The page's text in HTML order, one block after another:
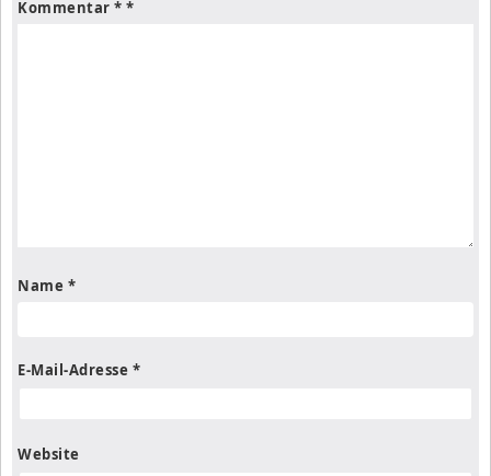
Kommentar *
Name *
E-Mail-Adresse *
Website